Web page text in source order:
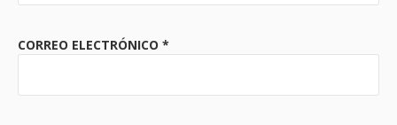
CORREO ELECTRÓNICO *